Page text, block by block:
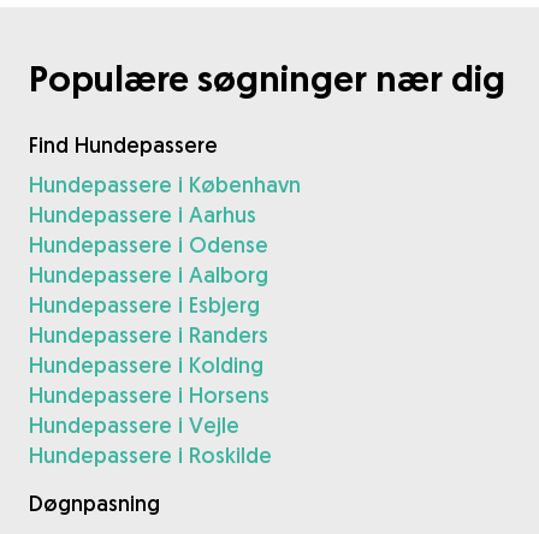
Populære søgninger nær dig
Find Hundepassere
Hundepassere i København
Hundepassere i Aarhus
Hundepassere i Odense
Hundepassere i Aalborg
Hundepassere i Esbjerg
Hundepassere i Randers
Hundepassere i Kolding
Hundepassere i Horsens
Hundepassere i Vejle
Hundepassere i Roskilde
Døgnpasning